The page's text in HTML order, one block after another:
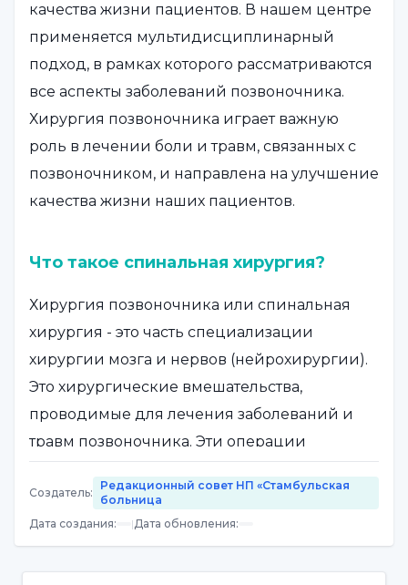
качества жизни пациентов. В нашем центре
применяется мультидисциплинарный
подход, в рамках которого рассматриваются
все аспекты заболеваний позвоночника.
Хирургия позвоночника играет важную
роль в лечении боли и травм, связанных с
позвоночником, и направлена на улучшение
качества жизни наших пациентов.
Что такое спинальная хирургия?
Хирургия позвоночника или спинальная
хирургия - это часть специализации
хирургии мозга и нервов (нейрохирургии).
Это хирургические вмешательства,
проводимые для лечения заболеваний и
травм позвоночника. Эти операции
позвоночника и повышения качества жизни
пациентов.
Хирургия позвоночника или спинальная
Создатель:
Редакционный совет НП «Стамбульская
больница
Дата создания: |Дата обновления: